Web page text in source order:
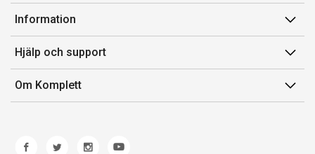
Konto
Orderhistorik
Presentkort
Komplett Club
Information
Försäljningsvillkor
Medlemsvillkor for Komplett Club
Lediga tjänster
Hjälp och support
Kontakta oss
Kundservice
Produkthjälp och retur
Om Komplett